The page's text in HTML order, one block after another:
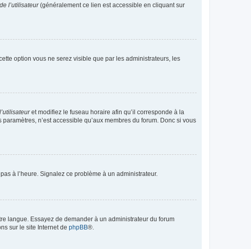
l’utilisateur(généralement ce lien est accessible en cliquant sur
cette option vous ne serez visible que par les administrateurs, les
et modifiez le fuseau horaire afin qu’il corresponde à la
n’est accessible qu’aux membres du forum. Donc si vous
à l’heure. Signalez ce problème à un administrateur.
langue. Essayez de demander à un administrateur du forum
sur le site Internet de phpBB®.